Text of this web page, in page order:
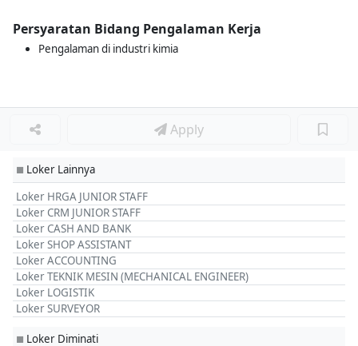
Persyaratan Bidang Pengalaman Kerja
Pengalaman di industri kimia
Apply
■ Loker Lainnya
Loker HRGA JUNIOR STAFF
Loker CRM JUNIOR STAFF
Loker CASH AND BANK
Loker SHOP ASSISTANT
Loker ACCOUNTING
Loker TEKNIK MESIN (MECHANICAL ENGINEER)
Loker LOGISTIK
Loker SURVEYOR
■ Loker Diminati